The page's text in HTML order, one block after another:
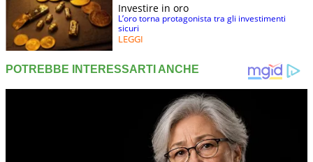
Investire in oro
L’oro torna protagonista tra gli investimenti
sicuri
LEGGI